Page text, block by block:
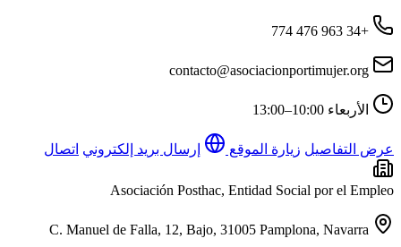
+34 963 476 774
contacto@asociacionportimujer.org
الأربعاء 10:00–13:00
عرض التفاصيل زيارة الموقع إرسال بريد إلكتروني اتصال
Asociación Posthac, Entidad Social por el Empleo
C. Manuel de Falla, 12, Bajo, 31005 Pamplona, Navarra